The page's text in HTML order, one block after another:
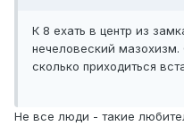
К 8 ехать в центр из
нечеловеский
сколько приходиться
Не все люди - такие